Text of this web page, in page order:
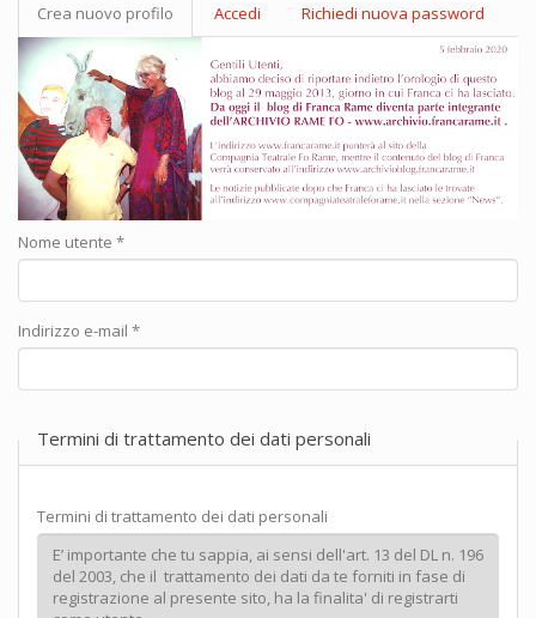
Schede primarie
Crea nuovo profilo (scheda
attiva)
Accedi Richiedi nuova password
Nome utente *
Indirizzo e-mail *
Termini di trattamento dei dati personali
Termini di trattamento dei dati personali